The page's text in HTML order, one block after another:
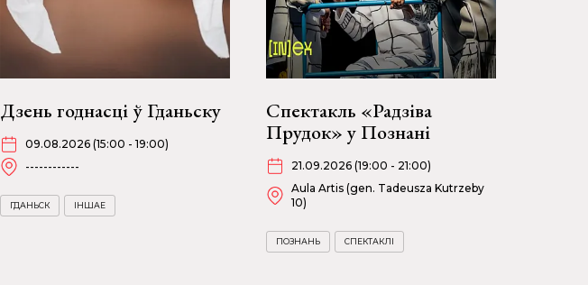
Дзень годнасці ў Гданьску
09.08.2026 (15:00 - 19:00)
------------
ГДАНЬСК ІНШАЕ
Спектакль «Радзіва
Прудок» у Познані
21.09.2026 (19:00 - 21:00)
Aula Artis (gen. Tadeusza Kutrzeby
10)
ПОЗНАНЬ СПЕКТАКЛІ